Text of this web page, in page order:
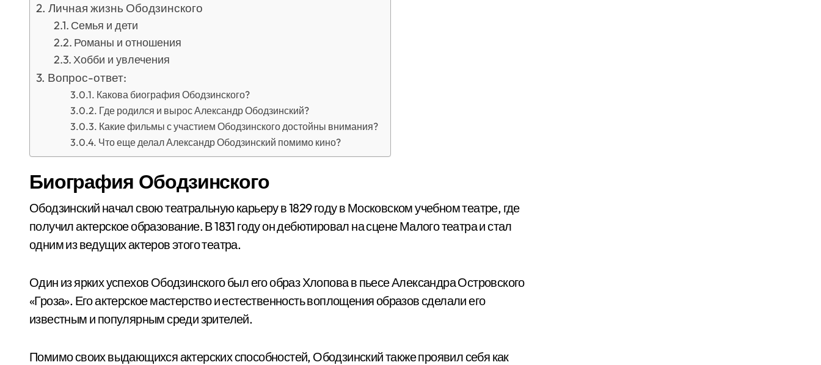
Личная жизнь Ободзинского
Семья и дети
Романы и отношения
Хобби и увлечения
Вопрос-ответ:
Какова биография Ободзинского?
Где родился и вырос Александр Ободзинский?
Какие фильмы с участием Ободзинского достойны внимания?
Что еще делал Александр Ободзинский помимо кино?
Биография Ободзинского
Ободзинский начал свою театральную карьеру в 1829 году в Московском учебном театре, где
получил актерское образование. В 1831 году он дебютировал на сцене Малого театра и стал
одним из ведущих актеров этого театра.
Один из ярких успехов Ободзинского был его образ Хлопова в пьесе Александра Островского
«Гроза». Его актерское мастерство и естественность воплощения образов сделали его
известным и популярным среди зрителей.
Помимо своих выдающихся актерских способностей, Ободзинский также проявил себя как